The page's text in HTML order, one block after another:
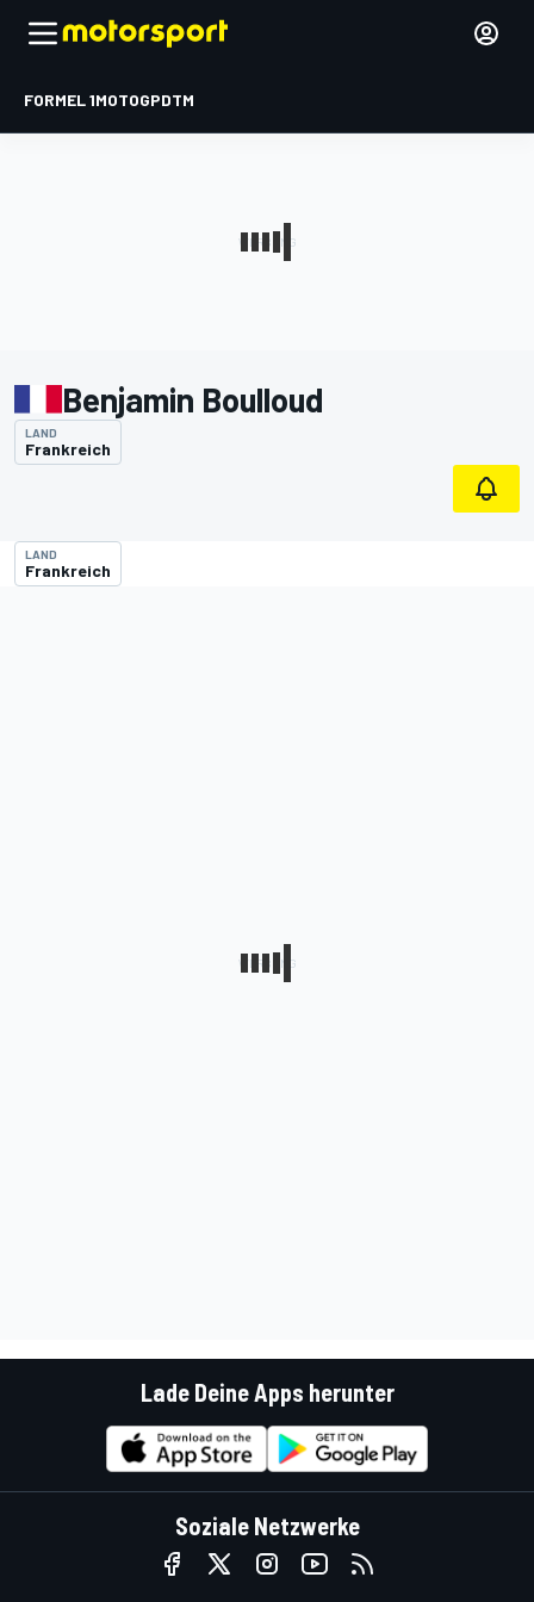
FORMEL 1MOTOGPDTM
Benjamin Boulloud
LAND
Frankreich
LAND
Frankreich
Lade Deine Apps herunter
Soziale Netzwerke